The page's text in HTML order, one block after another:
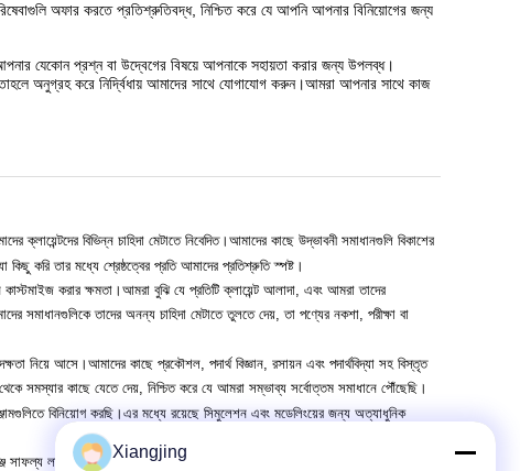
অফার করতে প্রতিশ্রুতিবদ্ধ, নিশ্চিত করে যে আপনি আপনার বিনিয়োগের জন্য
যেকোন প্রশ্ন বা উদ্বেগের বিষয়ে আপনাকে সহায়তা করার জন্য উপলব্ধ।
অনুগ্রহ করে নির্দ্বিধায় আমাদের সাথে যোগাযোগ করুন।আমরা আপনার সাথে কাজ
বিভিন্ন চাহিদা মেটাতে নিবেদিত।আমাদের কাছে উদ্ভাবনী সমাধানগুলি বিকাশের
কিছু করি তার মধ্যে শ্রেষ্ঠত্বের প্রতি আমাদের প্রতিশ্রুতি স্পষ্ট।
কাস্টমাইজ করার ক্ষমতা।আমরা বুঝি যে প্রতিটি ক্লায়েন্ট আলাদা, এবং আমরা তাদের
সমাধানগুলিকে তাদের অনন্য চাহিদা মেটাতে তুলতে দেয়, তা পণ্যের নকশা, পরীক্ষা বা
নিয়ে আসে।আমাদের কাছে প্রকৌশল, পদার্থ বিজ্ঞান, রসায়ন এবং পদার্থবিদ্যা সহ বিস্তৃত
সমস্যার কাছে যেতে দেয়, নিশ্চিত করে যে আমরা সম্ভাব্য সর্বোত্তম সমাধানে পৌঁছেছি।
বিনিয়োগ করছি।এর মধ্যে রয়েছে সিমুলেশন এবং মডেলিংয়ের জন্য অত্যাধুনিক
লাভ করি যা সবচেয়ে বেশি চাহিদা পূরণ করে।আপনার স্ক্র্যাচ থেকে বিকশিত একটি নতুন
Xiangjing